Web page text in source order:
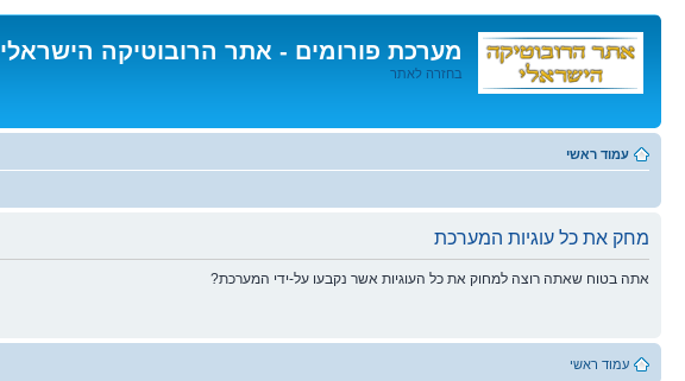
מערכת פורומים - אתר הרובוטיקה הישראלי
בחזרה לאתר
לתוכן
עמוד ראשי
מחק את כל עוגיות המערכת
אתה בטוח שאתה רוצה למחוק את כל העוגיות אשר נקבעו על-ידי המערכת?
עמוד ראשי